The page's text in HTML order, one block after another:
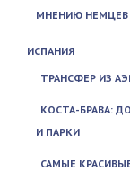
МНЕНИЮ НЕМЦЕВ
ИСПАНИЯ
ТРАНСФЕР ИЗ
КОСТА-БРАВА:
И ПАРКИ
САМЫЕ